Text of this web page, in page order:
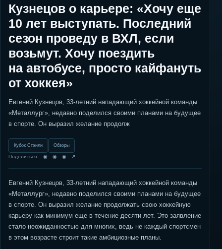
Кузнецов о карьере: «Хочу еще
10 лет выступать. Последний
сезон проведу в ВХЛ, если
возьмут. Хочу поездить
на автобусе, просто кайфануть
от хоккея»
Евгений Кузнецов, 33-летний нападающий хоккейной команды
«Металлург», недавно поделился своими планами на будущее
в спорте. Он выразил желание продолж
Кубок Стэнли Обзоры
Поделиться: ◉ ◉ ◉ ↗
Евгений Кузнецов, 33-летний нападающий хоккейной команды
«Металлург», недавно поделился своими планами на будущее
в спорте. Он выразил желание продолжать свою хоккейную
карьеру как минимум еще в течение десяти лет. Это заявление
стало неожиданностью для многих, ведь не каждый спортсмен
в этом возрасте строит такие амбициозные планы.